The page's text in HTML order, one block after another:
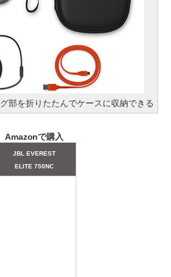
部を折りたたんでケースに収納できる
Amazonで購入
JBL EVEREST
ELITE 750NC